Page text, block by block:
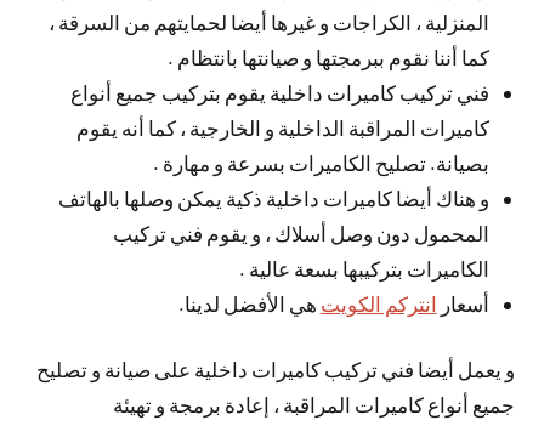
المنزلية ، الكراجات و غيرها أيضا لحمايتهم من السرقة ،
كما أننا نقوم ببرمجتها و صيانتها بانتظام .
فني تركيب كاميرات داخلية يقوم بتركيب جميع أنواع
كاميرات المراقبة الداخلية و الخارجية ، كما أنه يقوم
بصيانة. تصليح الكاميرات بسرعة و مهارة .
و هناك أيضا كاميرات داخلية ذكية يمكن وصلها بالهاتف
المحمول دون وصل أسلاك ، و يقوم فني تركيب
الكاميرات بتركيبها بسعة عالية .
أسعار انتركم الكويت هي الأفضل لدينا.
و يعمل أيضا فني تركيب كاميرات داخلية على صيانة و تصليح
جميع أنواع كاميرات المراقبة ، إعادة برمجة و تهيئة